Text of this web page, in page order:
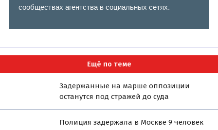
сообществах агентства в социальных сетях.
Ещё по теме
Задержанные на марше оппозиции
останутся под стражей до суда
Полиция задержала в Москве 9 человек